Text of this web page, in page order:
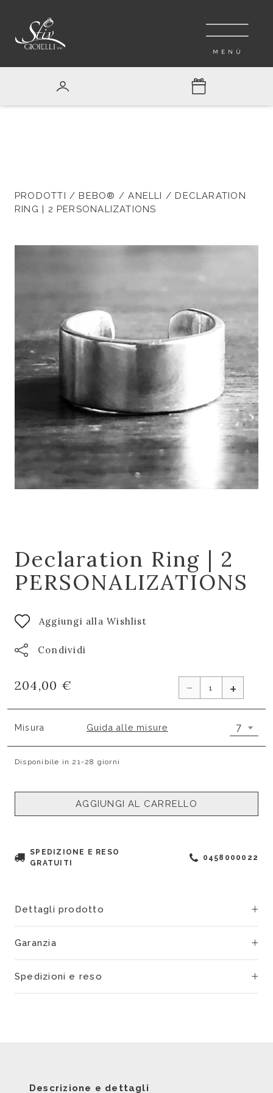
PRODOTTI / BEBO® /ANELLI / DECLARATION
RING | 2 PERSONALIZATIONS
Declaration Ring | 2
PERSONALIZATIONS
Aggiungi alla Wishlist
Condividi
204,00 € - +
Misura Guida alle misure 7
Disponibile in 21-28 giorni
AGGIUNGI AL CARRELLO
SPEDIZIONE E RESO
GRATUITI
0458000022
Dettagli prodotto
Garanzia
Spedizioni e reso
Descrizione e dettagli